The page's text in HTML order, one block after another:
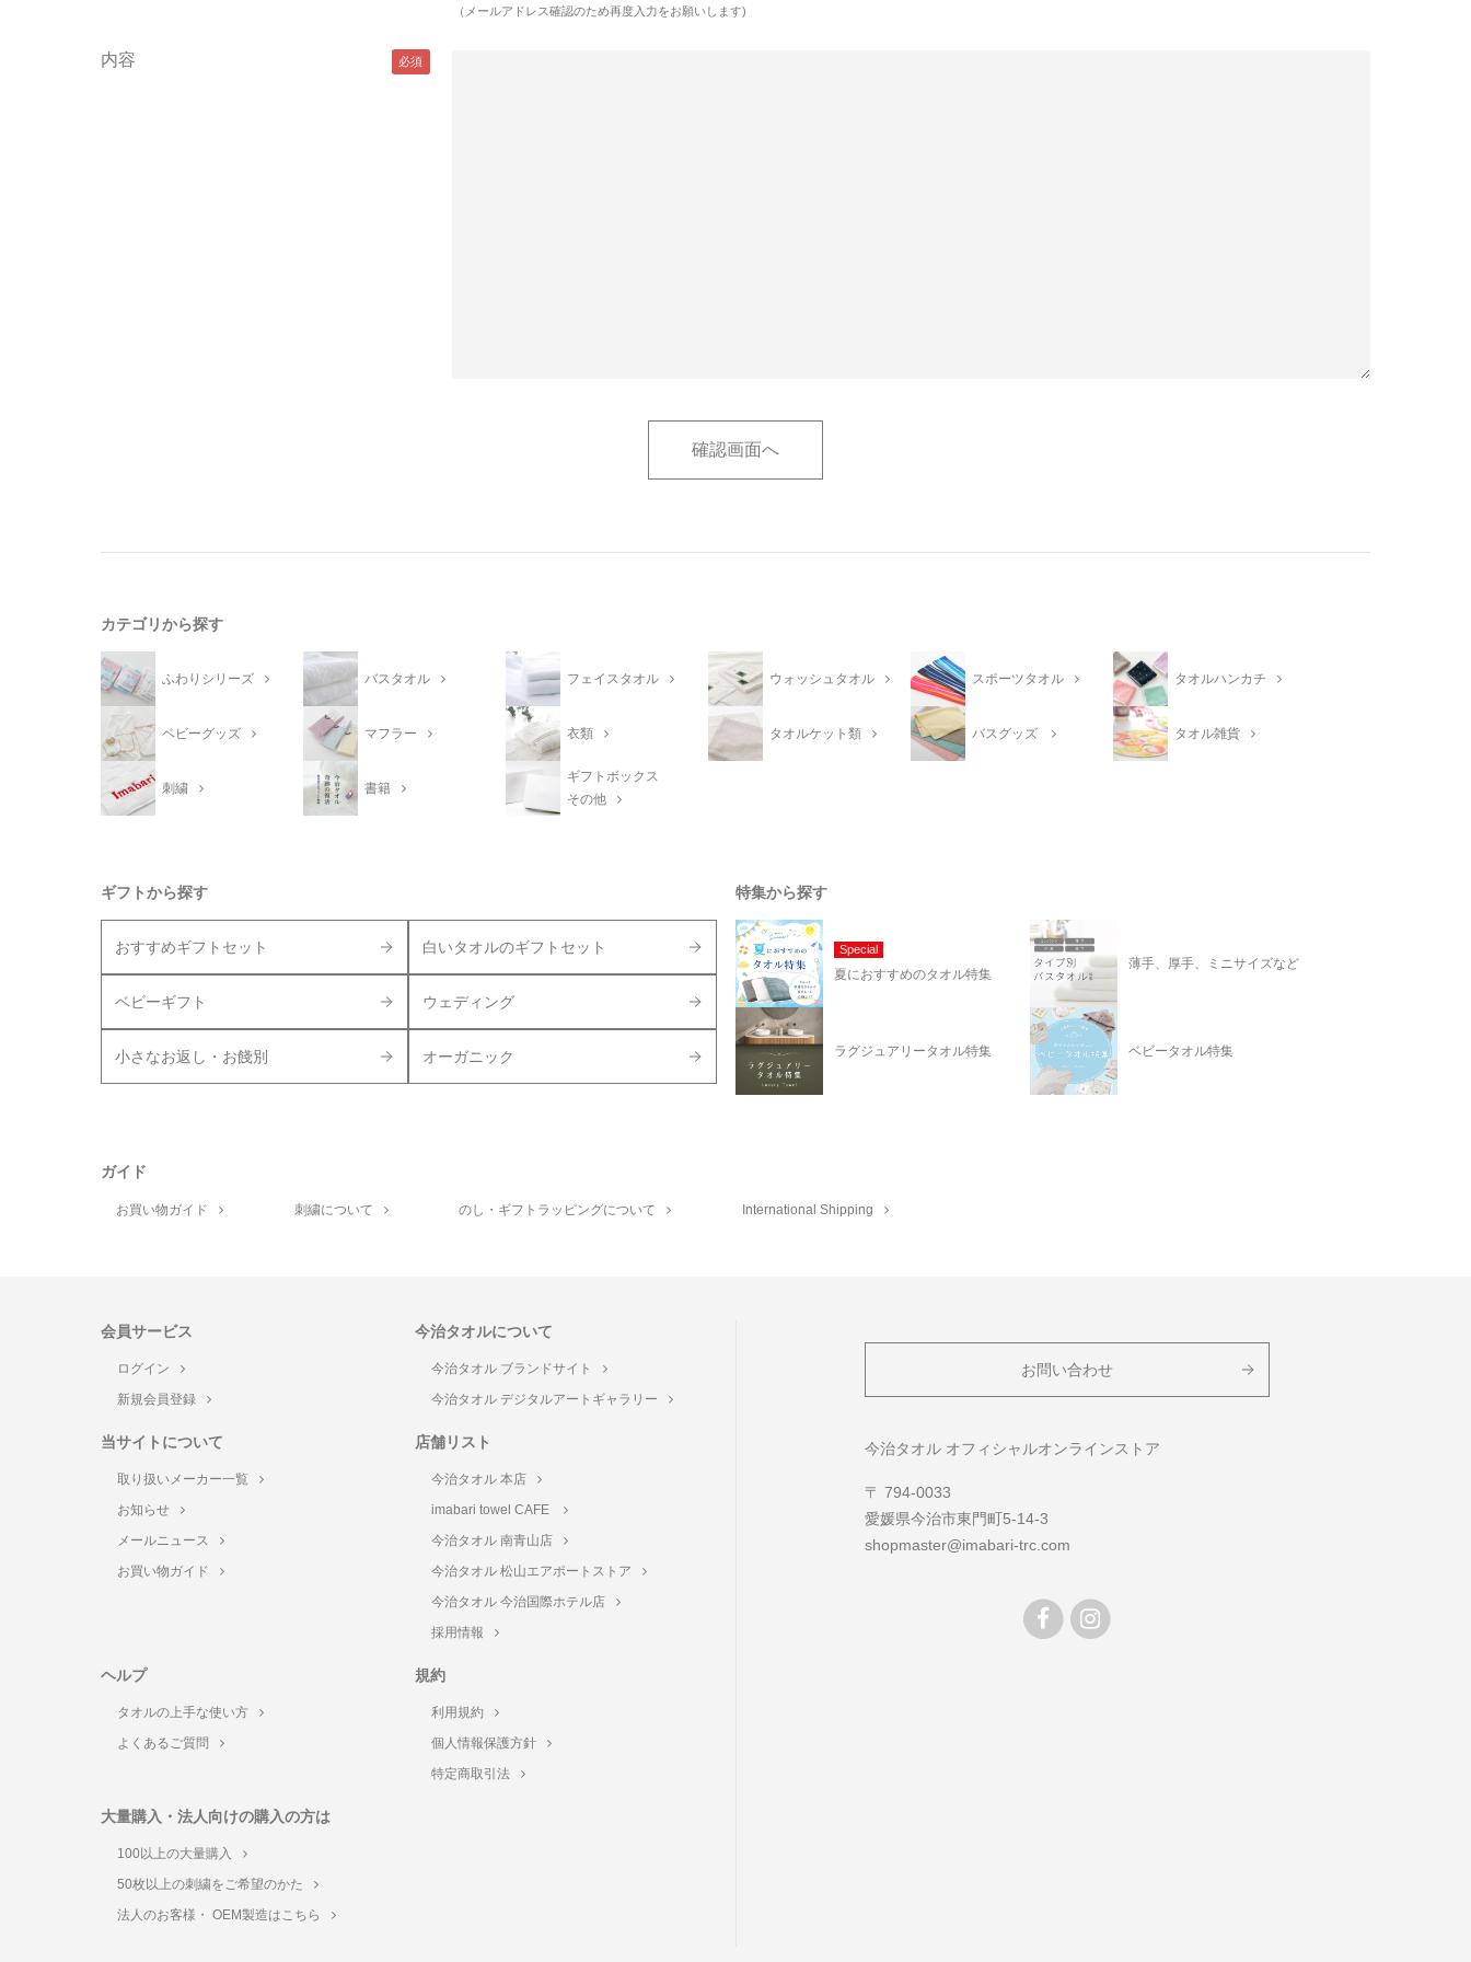
（メールアドレス確認のため再度入力をお願いします)
内容
カテゴリから探す
ふわりシリーズ バスタオル フェイスタオル ウォッシュタオル スポーツタオル タオルハンカチ
ベビーグッズ マフラー 衣類 タオルケット類 バスグッズ タオル雑貨
刺繍 書籍
ギフトボックス
その他
ギフトから探す
おすすめギフトセット 白いタオルのギフトセット
ベビーギフト ウェディング
小さなお返し・お餞別 オーガニック
特集から探す
Special
夏におすすめのタオル特集
薄手、厚手、ミニサイズなど
ラグジュアリータオル特集 ベビータオル特集
ガイド
お買い物ガイド 刺繍について のし・ギフトラッピングについて International Shipping
会員サービス
ログイン
新規会員登録
今治タオルについて
今治タオル ブランドサイト
今治タオル デジタルアートギャラリー
当サイトについて
取り扱いメーカー一覧
お知らせ
メールニュース
お買い物ガイド
店舗リスト
今治タオル 本店
imabari towel CAFE
今治タオル 南青山店
今治タオル 松山エアポートストア
今治タオル 今治国際ホテル店
採用情報
ヘルプ
タオルの上手な使い方
よくあるご質問
規約
利用規約
個人情報保護方針
特定商取引法
大量購入・法人向けの購入の方は
100以上の大量購入
50枚以上の刺繍をご希望のかた
法人のお客様・ OEM製造はこちら
お問い合わせ
今治タオル オフィシャルオンラインストア
〒 794-0033
愛媛県今治市東門町5-14-3
shopmaster@imabari-trc.com